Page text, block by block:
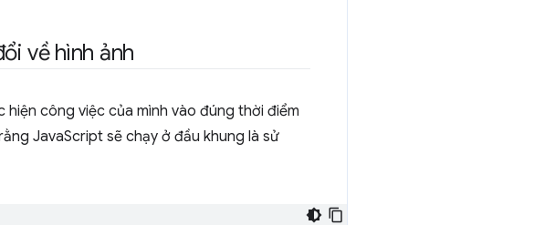
về hình ảnh
công việc của mình vào đúng thời điểm
JavaScript sẽ chạy ở đầu khung là sử